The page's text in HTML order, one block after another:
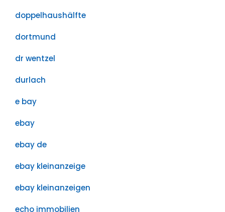
doppelhaushälfte
dortmund
dr wentzel
durlach
e bay
ebay
ebay de
ebay kleinanzeige
ebay kleinanzeigen
echo immobilien